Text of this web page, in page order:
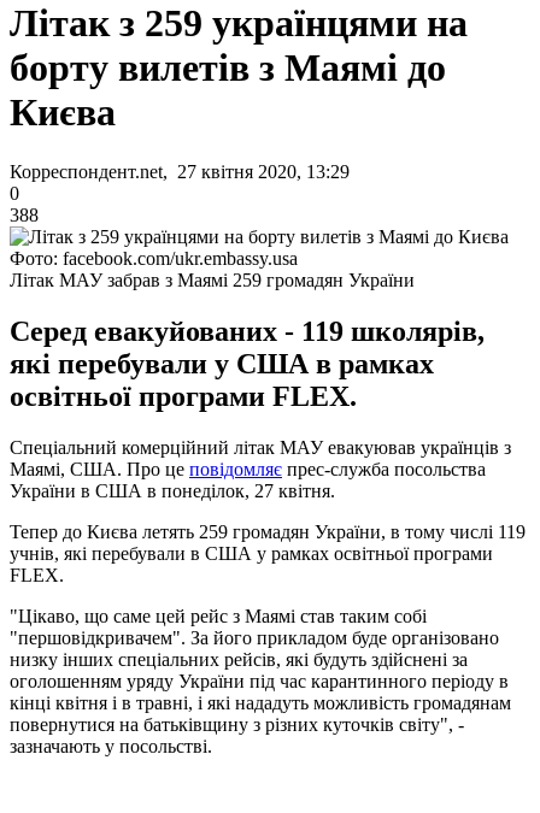
Літак з 259 українцями на
борту вилетів з Маямі до
Києва
Корреспондент.net, 27 квітня 2020, 13:29
0
388
Фото: facebook.com/ukr.embassy.usa
Літак МАУ забрав з Маямі 259 громадян України
Серед евакуйованих - 119 школярів,
які перебували у США в рамках
освітньої програми FLEX.
Спеціальний комерційний літак МАУ евакуював українців з
Маямі, США. Про це повідомляє прес-служба посольства
України в США в понеділок, 27 квітня.
Тепер до Києва летять 259 громадян України, в тому числі 119
учнів, які перебували в США у рамках освітньої програми
FLEX.
"Цікаво, що саме цей рейс з Маямі став таким собі
"першовідкривачем". За його прикладом буде організовано
низку інших спеціальних рейсів, які будуть здійснені за
оголошенням уряду України під час карантинного періоду в
кінці квітня і в травні, і які нададуть можливість громадянам
повернутися на батьківщину з різних куточків світу", -
зазначають у посольстві.